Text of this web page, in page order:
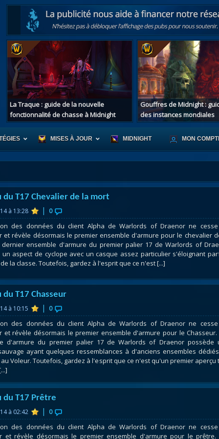
La Traque : guide de la nouvelle
fonctionnalité de chasse à Midnight
Gouffres de Midnight :
des instances mondiales
d'Azeroth
des îles
etMécagone
le vol
à Uldum et au Val
horrifiques
VOIR + DE GUIDES
Scénario de Chromie
Rivage Brisé
Débloquer le vol
Les invasions
Arme prodigieuse
Les réputations
Les jouets
Les
Les
Les
MISES À JOUR MIDNIGHT MON
du T17 Chevalier de la mort
à 13:28 | 0
des données du client Alpha de Warlords of Draenor ne
et révèle désormais le premier ensemble d'armure pour le chevalier
dernier ensemble d'armure du premier palier 17 de Warlords of
un aspect de cyclope avec un casque assez particulier s'éloignant
la classe. Toutefois, gardez à l'esprit que ce n'est [...]
du T17 Chasseur
à 10:15 | 0
des données du client Alpha de Warlords of Draenor ne
et révèle désormais le premier ensemble d'armure pour le Chasseur.
d'armure du premier palier 17 de Warlords of Draenor possède
ayant quelques ressemblances à d'anciens ensembles
Voleur. Toutefois, gardez à l'esprit que ce n'est qu'un premier aperçu
du T17 Prêtre
à 02:42 | 0
des données du client Alpha de Warlords of Draenor ne
et révèle désormais le premier ensemble d'armure pour le prêtre.